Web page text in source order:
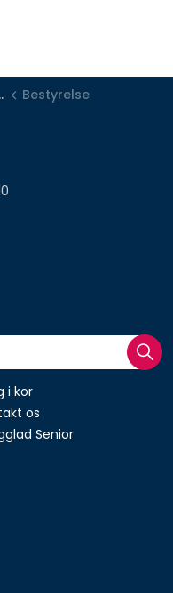
Bestyrelse
i kor
os
Senior